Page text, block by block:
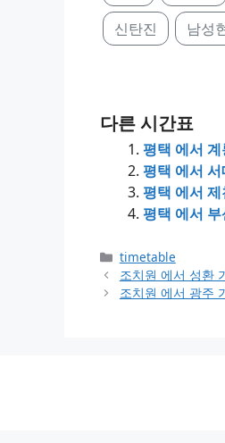
신탄진 남성
다른 시간표
평택 에서
평택 에서
평택 에서
평택 에서
Categories
timetable
조치원 에서 성환
조치원 에서 광주